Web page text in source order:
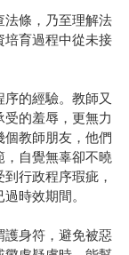
法條，乃至理解法
培育過程中從未接
的經驗。教師又
的羞辱，更無力
教師朋友，他們
自覺無辜卻不曉
行政程序瑕疵，
時效期間。
護身符，避免被惡